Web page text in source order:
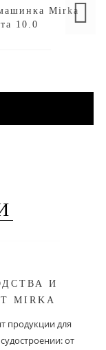
Mirka
10.0
И
MIRKA
продукции для
от